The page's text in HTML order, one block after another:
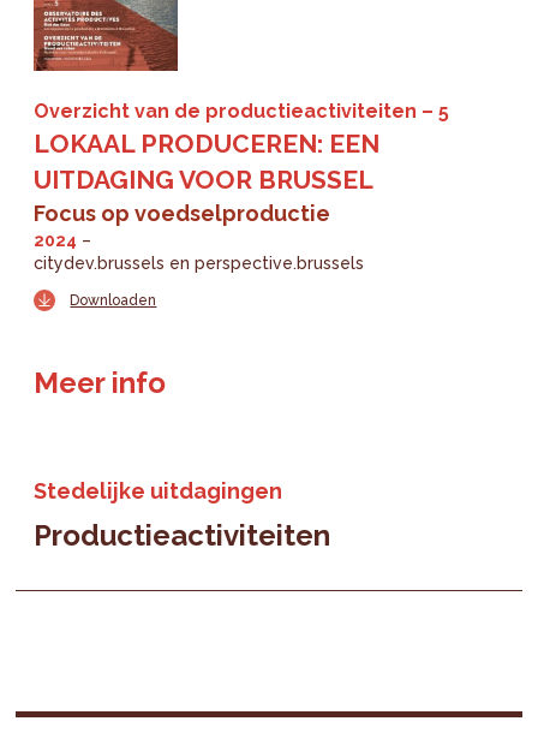
Overzicht van de productieactiviteiten 5
LOKAAL PRODUCEREN: EEN
UITDAGING VOOR BRUSSEL
Focus op voedselproductie
2024
citydev.brussels en perspective.brussels
Downloaden
Meer info
Stedelijke uitdagingen
Productieactiviteiten